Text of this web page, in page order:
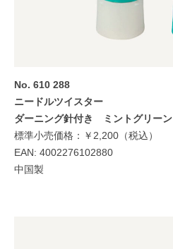
No. 610 288
ニードルツイスター
ダーニング針付き ミントグリーン
標準小売価格：￥2,200（税込）
EAN: 4002276102880
中国製